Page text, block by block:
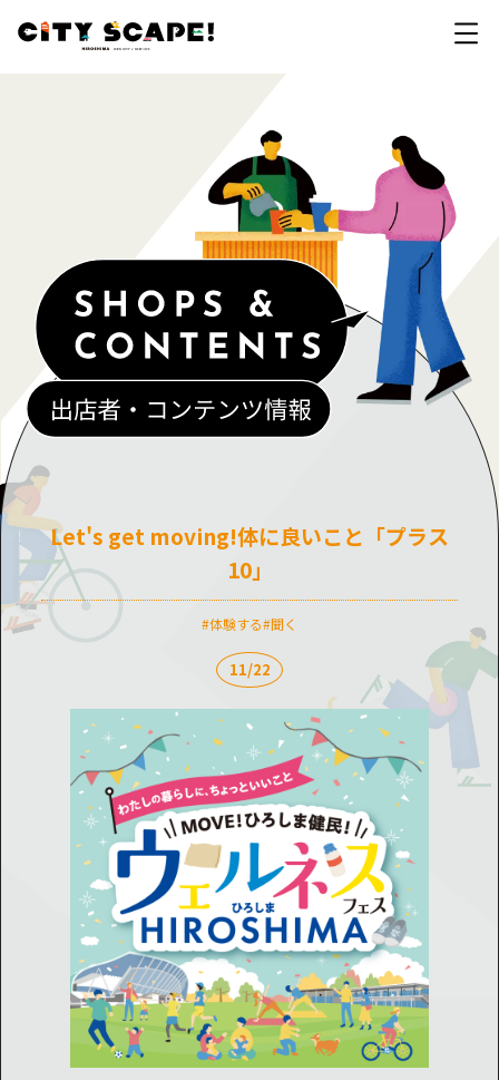
開催概要
拠点・イベント一覧
カテゴリで探す
会場マップ
Let's get moving!体に良いこと「プラス
10」
体験する 聞く
11/22